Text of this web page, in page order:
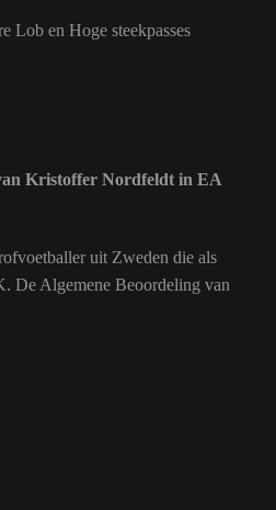
Lob en Hoge steekpasses
Kristoffer Nordfeldt in EA
uit Zweden die als
De Algemene Beoordeling van